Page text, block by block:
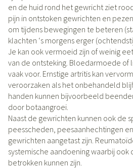
en de huid rond het gewricht ziet
pijn in ontstoken gewrichten en
om tijdens bewegingen te beteren
klachten ‘s morgens erger
Je kan ook vermoeid zijn of weinig
van de ontsteking. Bloedarmoede of
vaak voor. Ernstige artritis kan
veroorzaken als het onbehandeld
handen kunnen bijvoorbeeld
door botaangroei.
Naast de gewrichten kunnen ook de
peesscheden, peesaanhechtingen
gewrichten aangetast zijn.
systemische aandoening waarbij ook
betrokken kunnen zijn.